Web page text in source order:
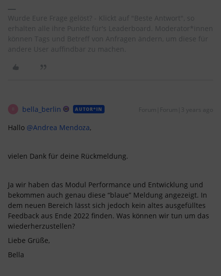
Wurde Eure Frage gelöst? - Klickt auf "Beste Antwort", so
erhalten alle ihre Punkte für's Leaderboard. Moderator*innen
können Tags und Betreff von Anfragen ändern, um diese für
andere User auffindbar zu machen.
bella_berlin AUTOR*IN Forum|Forum|3 years ago
Hallo @Andrea Mendoza,
vielen Dank für deine Rückmeldung.
Ja wir haben das Modul Performance und Entwicklung und
bekommen auch genau diese “blaue” Meldung angezeigt. In
dem neuen Bereich lässt sich jedoch kein altes ausgefülltes
Feedback aus Ende 2022 finden. Was können wir tun um das
wiederherzustellen?
Liebe Grüße,
Bella